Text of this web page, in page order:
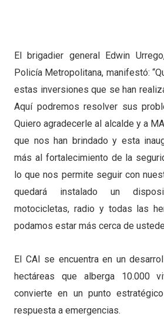
El brigadier general Edwin
Policía Metropolitana, manifestó:
estas inversiones que se han
Aquí podremos resolver sus
Quiero agradecerle al alcalde y a
que nos han brindado y esta
más al fortalecimiento de la
lo que nos permite seguir con
quedará instalado un
motocicletas, radio y todas las
podamos estar más cerca de
El CAI se encuentra en un
hectáreas que alberga 10.000
convierte en un punto
respuesta a emergencias.